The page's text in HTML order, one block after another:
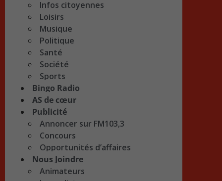
Infos citoyennes
Loisirs
Musique
Politique
Santé
Société
Sports
Bingo Radio
AS de cœur
Publicité
Annoncer sur FM103,3
Concours
Opportunités d’affaires
Nous Joindre
Animateurs